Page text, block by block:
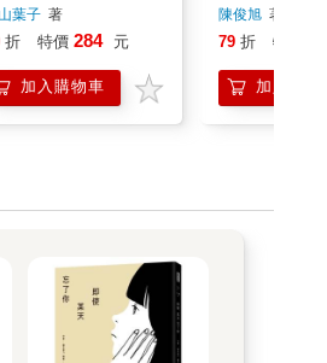
失智與癌症的自我
之道
葉子著
折 特價 284 元
加入購物車
陳俊旭著
79 折 特價
加入購物